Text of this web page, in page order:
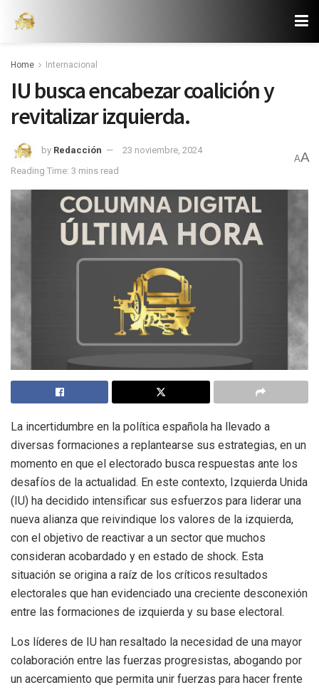
Home Internacional
IU busca encabezar coalición y
revitalizar izquierda.
by Redacción
23 noviembre, 2024
Reading Time: 3 mins read
AA
La incertidumbre en la política española ha llevado a
diversas formaciones a replantearse sus estrategias, en un
momento en que el electorado busca respuestas ante los
desafíos de la actualidad. En este contexto, Izquierda Unida
(IU) ha decidido intensificar sus esfuerzos para liderar una
nueva alianza que reivindique los valores de la izquierda,
con el objetivo de reactivar a un sector que muchos
consideran acobardado y en estado de shock. Esta
situación se origina a raíz de los críticos resultados
electorales que han evidenciado una creciente desconexión
entre las formaciones de izquierda y su base electoral.
Los líderes de IU han resaltado la necesidad de una mayor
colaboración entre las fuerzas progresistas, abogando por
un acercamiento que permita unir fuerzas para hacer frente